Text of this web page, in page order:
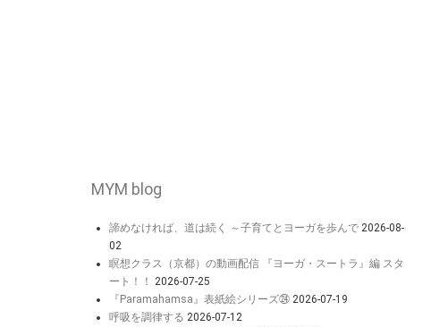
MYM blog
諦めなければ、道は続く ～子育てとヨーガを歩んで 2026-08-
02
瞑想クラス（京都）の動画配信 『ヨーガ・スートラ』編 スタ
ート！！
2026-07-25
『Paramahamsa』表紙絵シリーズ㉔ 2026-07-19
呼吸を調律する 2026-07-12